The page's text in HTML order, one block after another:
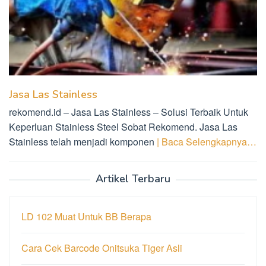
Jasa Las Stainless
rekomend.id – Jasa Las Stainless – Solusi Terbaik Untuk
Keperluan Stainless Steel Sobat Rekomend. Jasa Las
Stainless telah menjadi komponen | Baca Selengkapnya…
Artikel Terbaru
LD 102 Muat Untuk BB Berapa
Cara Cek Barcode Onitsuka Tiger Asli